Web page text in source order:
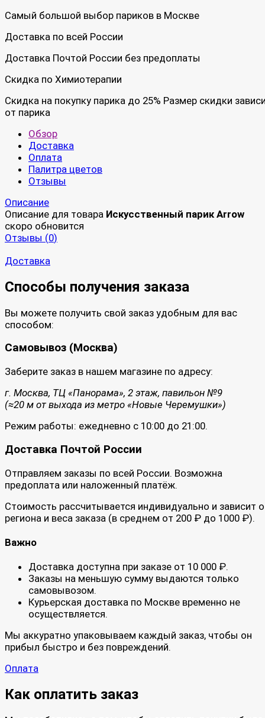
Самый большой выбор париков в Москве
Доставка по всей России
Доставка Почтой России без предоплаты
Скидка по Химиотерапии
Скидка на покупку парика до 25% Размер скидки
от парика
Обзор
Доставка
Оплата
Палитра цветов
Отзывы
Описание
Описание для товара Искусственный парик Arrow
скоро обновится
Отзывы (0)
Доставка
Способы получения заказа
Вы можете получить свой заказ удобным для вас
способом:
Самовывоз (Москва)
Заберите заказ в нашем магазине по адресу:
г. Москва, ТЦ «Панорама», 2 этаж, павильон №9
(≈20 м от выхода из метро «Новые Черемушки»)
Режим работы: ежедневно с 10:00 до 21:00.
Доставка Почтой России
Отправляем заказы по всей России. Возможна
предоплата или наложенный платёж.
Стоимость рассчитывается индивидуально и зависит
региона и веса заказа (в среднем от 200 ₽ до 1000 ₽).
Важно
Доставка доступна при заказе от 10 000 ₽.
Заказы на меньшую сумму выдаются только
самовывозом.
Курьерская доставка по Москве временно не
осуществляется.
Мы аккуратно упаковываем каждый заказ, чтобы он
прибыл быстро и без повреждений.
Оплата
Как оплатить заказ